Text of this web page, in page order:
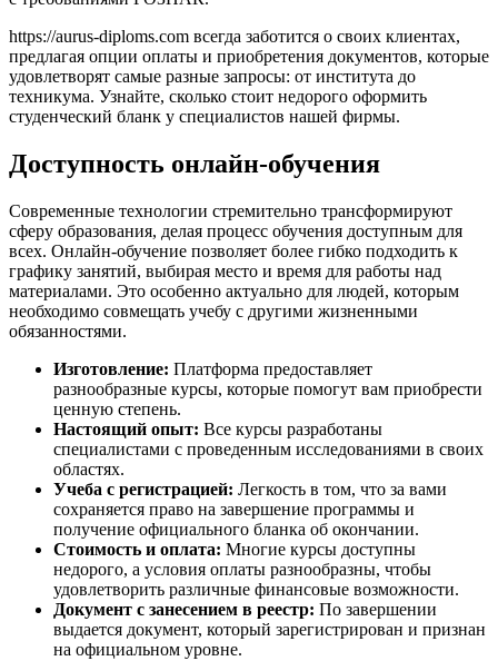
https://aurus-diploms.com всегда заботится о своих клиентах,
предлагая опции оплаты и приобретения документов, которые
удовлетворят самые разные запросы: от института до
техникума. Узнайте, сколько стоит недорого оформить
студенческий бланк у специалистов нашей фирмы.
Доступность онлайн-обучения
Современные технологии стремительно трансформируют
сферу образования, делая процесс обучения доступным для
всех. Онлайн-обучение позволяет более гибко подходить к
графику занятий, выбирая место и время для работы над
материалами. Это особенно актуально для людей, которым
необходимо совмещать учебу с другими жизненными
обязанностями.
Изготовление: Платформа предоставляет
разнообразные курсы, которые помогут вам приобрести
ценную степень.
Настоящий опыт: Все курсы разработаны
специалистами с проведенным исследованиями в своих
областях.
Учеба с регистрацией: Легкость в том, что за вами
сохраняется право на завершение программы и
получение официального бланка об окончании.
Стоимость и оплата: Многие курсы доступны
недорого, а условия оплаты разнообразны, чтобы
удовлетворить различные финансовые возможности.
Документ с занесением в реестр: По завершении
выдается документ, который зарегистрирован и признан
на официальном уровне.